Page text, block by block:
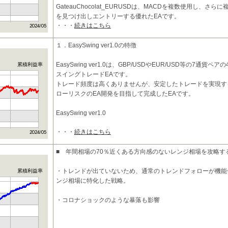
GateauChocolat_EURUSDは、MACDを複数使用し、さらに
を見つけ出しエントリーする優れたEAです。
・・・ 続きはこちら
累積利益率
１．EasySwing ver1.0の特徴
EasySwing ver1.0は、GBP/USDやEUR/USD等の7通貨ペア
スイングトレードEAです。
トレード頻度は高くありませんが、安定したトレードを実現
ローリスクのEA開発を目指して完成したEAです。
EasySwing ver1.0
・・・ 続きはこちら
累積利益率
■ 年間相場の70％近くある方向感のないレンジ相場を攻略す
・トレンドが出ていないため、通常のトレンドフォローが機
ンジ相場に特化した戦略。
・コロナショックのような暴落も影響